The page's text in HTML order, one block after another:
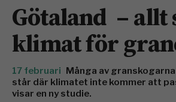
Götaland – allt
klimat för
17 februari Många av
står där klimatet inte kommer att
visar en ny studie.